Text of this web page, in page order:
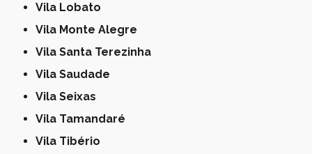
Vila Lobato
Vila Monte Alegre
Vila Santa Terezinha
Vila Saudade
Vila Seixas
Vila Tamandaré
Vila Tibério